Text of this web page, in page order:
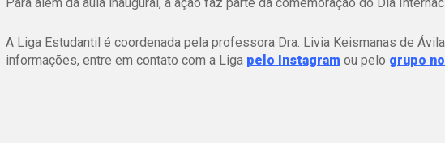
A Liga Estudantil é coordenada pela professora Dra. Livia Keismanas de Ávila
informações, entre em contato com a Liga pelo Instagram ou pelo grupo